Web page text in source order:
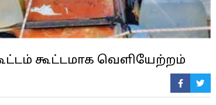
கூட்டமாக வெளியேற்றம்